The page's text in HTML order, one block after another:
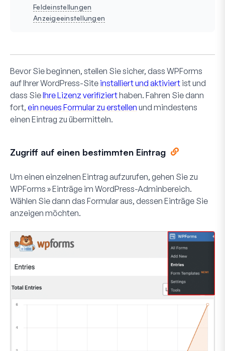
Feldeinstellungen
Anzeigeeinstellungen
Bevor Sie beginnen, stellen Sie sicher, dass WPForms
auf Ihrer WordPress-Site installiert und aktiviert ist und
dass SieIhre Lizenz verifizierthaben. Fahren Sie dann
fort, ein neues Formular zu erstellen und mindestens
einen Eintrag zu übermitteln.
Zugriff auf einen bestimmten Eintrag
Um einen einzelnen Eintrag aufzurufen, gehen Sie zu
WPForms » Einträge im WordPress-Adminbereich.
Wählen Sie dann das Formular aus, dessen Einträge Sie
anzeigen möchten.